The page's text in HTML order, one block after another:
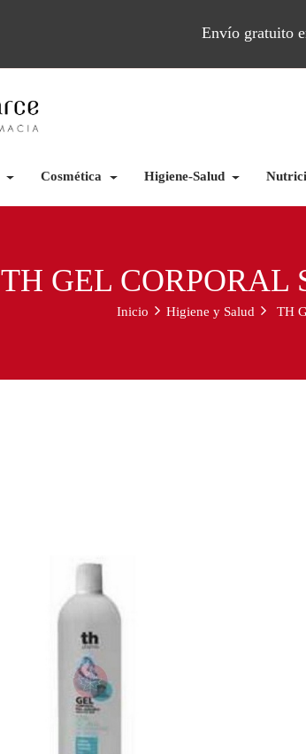
Envío gratuito
Cosmética Higiene-Salud
TH GEL CORPORAL
Inicio Higiene y Salud TH